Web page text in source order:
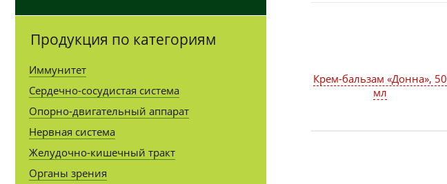
Крем-бальзам «Донна», 50
мл
Продукция по категориям
Иммунитет
Сердечно-сосудистая система
Опорно-двигательный аппарат
Нервная система
Желудочно-кишечный тракт
Органы зрения